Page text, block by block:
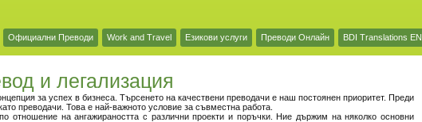
Официални Преводи Work and Travel Езикови услуги Преводи Онлайн BDI Translations EN
и легализация
за успех в бизнеса. Търсенето на качествени преводачи е наш постоянен приоритет. Преди
преводачи. Това е най-важното условие за съвместна работа.
отношение на ангажираността с различни проекти и поръчки. Ние държим на няколко основни